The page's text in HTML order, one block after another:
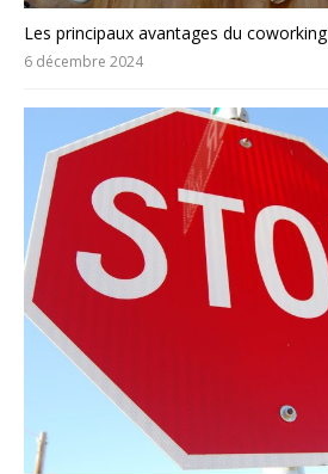
Les principaux avantages du coworking
6 décembre 2024